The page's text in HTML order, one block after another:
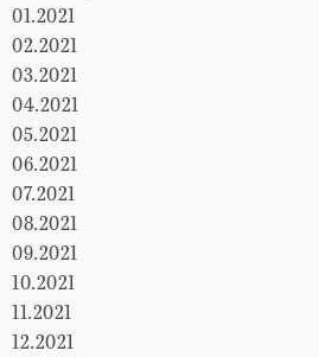
01.2021
02.2021
03.2021
04.2021
05.2021
06.2021
07.2021
08.2021
09.2021
10.2021
11.2021
12.2021